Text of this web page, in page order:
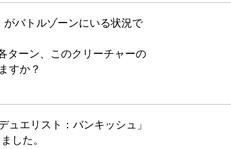
バトルゾーンにいる状況で
ターン、このクリーチャーの
すか？
ュエリスト：バンキッシュ」
した。